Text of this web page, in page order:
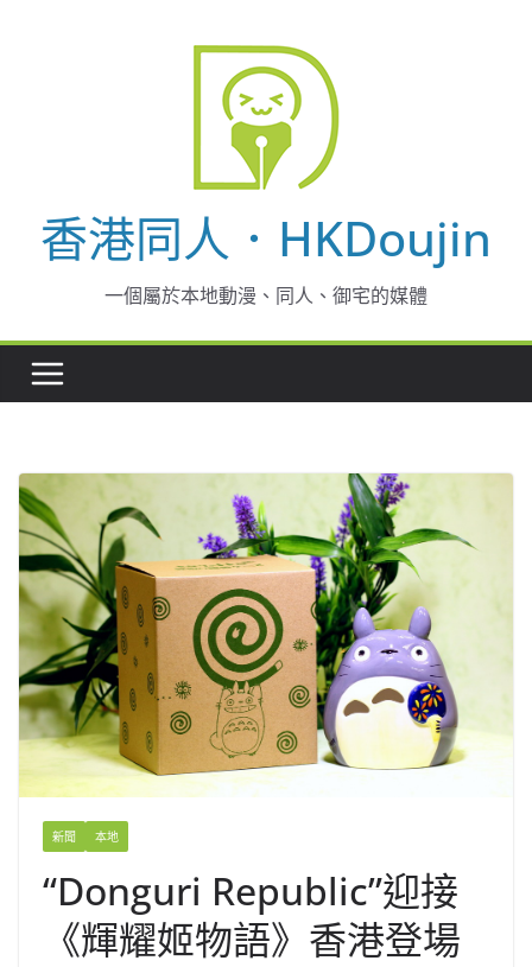
香港同人．HKDoujin
一個屬於本地動漫、同人、御宅的媒體
新聞 本地
“Donguri Republic”迎接
《輝耀姬物語》香港登場